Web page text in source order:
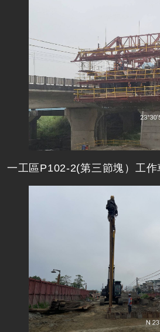
一工區P102-2(第三節塊）工作